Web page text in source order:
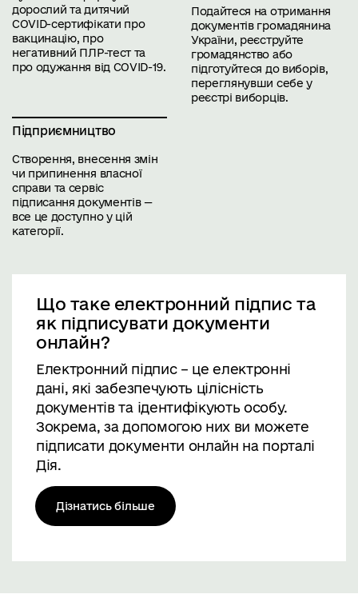
дорослий та дитячий
COVID-сертифікати про
вакцинацію, про
негативний ПЛР-тест та
про одужання від COVID-19.
Подайтеся на отримання
документів громадянина
України, реєструйте
громадянство або
підготуйтеся до виборів,
переглянувши себе у
реєстрі виборців.
Підприємництво
Створення, внесення змін
чи припинення власної
справи та сервіс
підписання документів —
все це доступно у цій
категорії.
Що таке електронний підпис та
як підписувати документи
онлайн?
Електронний підпис – це електронні
дані, які забезпечують цілісність
документів та ідентифікують особу.
Зокрема, за допомогою них ви можете
підписати документи онлайн на порталі
Дія.
Дізнатись більше